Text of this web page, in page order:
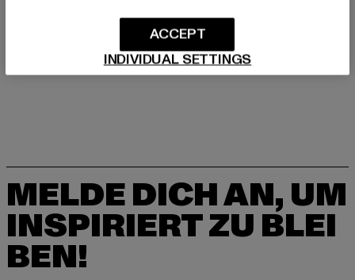
PFLEGEHINWEISE
LIEFERUNG & RÜCKGABE
MELDE DICH AN, UM
INSPIRIERT ZU BLEI
BEN!
INDIVIDUAL SETTINGS
ACCEPT